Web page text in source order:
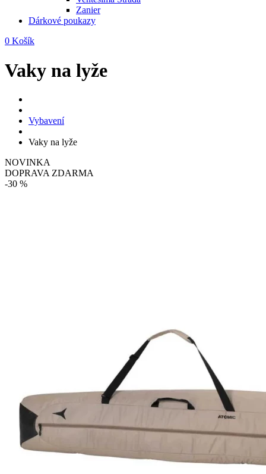
Zanier
Dárkové poukazy
0 Košík
Vaky na lyže
Vybavení
Vaky na lyže
NOVINKA
DOPRAVA ZDARMA
-30 %